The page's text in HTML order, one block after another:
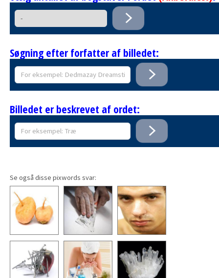
Søgning efter forfatter af billedet:
Billedet er beskrevet af ordet:
Se også disse pixwords svar: